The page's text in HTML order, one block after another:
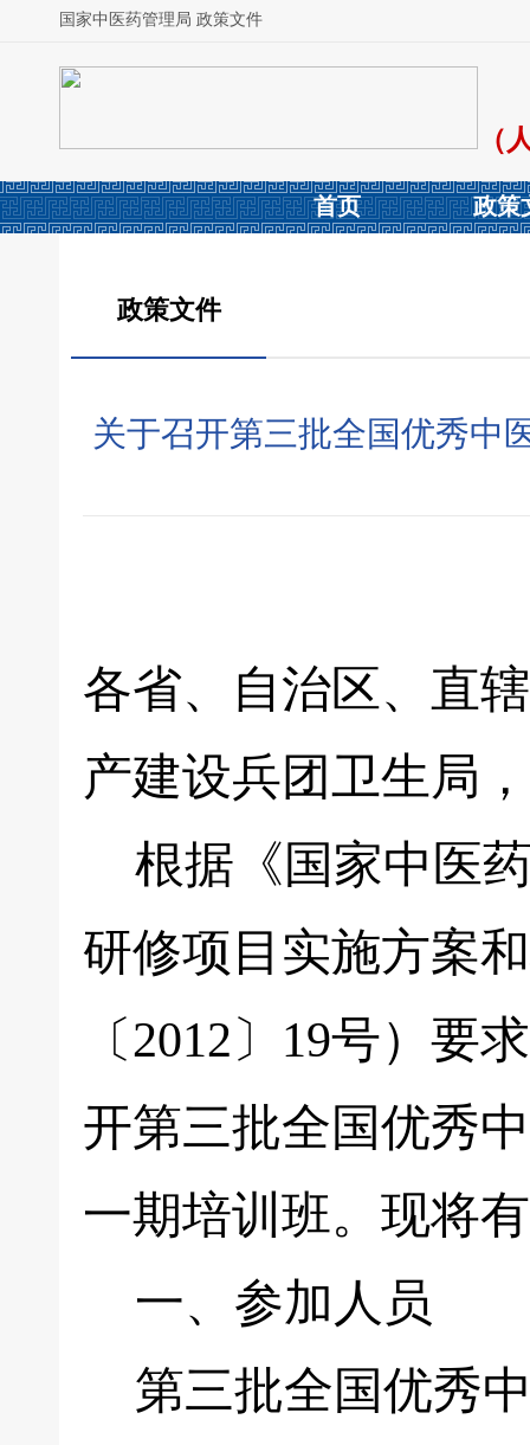
国家中医药管理局 政策文件
（
首页 政策
政策文件
关于召开第三批全国优秀中
各省、自治区、直
产建设兵团卫生局
根据《国家中医
研修项目实施方案
〔2012〕19号）要
开第三批全国优秀
一期培训班。现将
一、参加人员
第三批全国优秀